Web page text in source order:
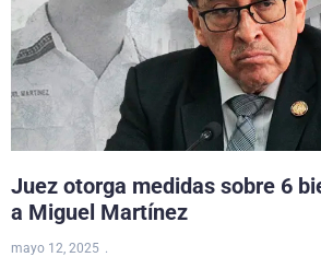
Juez otorga medidas sobre 6
a Miguel Martínez
mayo 12, 2025